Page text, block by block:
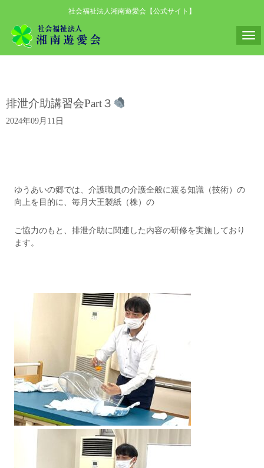
社会福祉法人湘南遊愛会【公式サイト】
N
a
排泄介助講習会Part３
2024年09月11日
ゆうあいの郷では、介護職員の介護全般に渡る知識（技術）の
向上を目的に、毎月大王製紙（株）の
ご協力のもと、排泄介助に関連した内容の研修を実施しており
ます。